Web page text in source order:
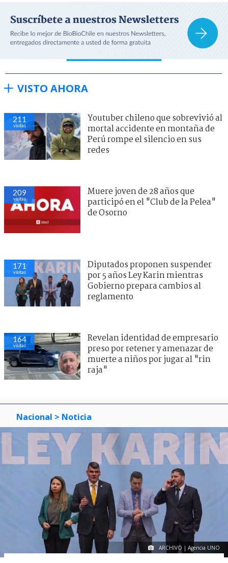
VISTO AHORA
211
visitas
Youtuber chileno que sobrevivió al
mortal accidente en montaña de
Perú rompe el silencio en sus
redes
209
visitas
Muere joven de 28 años que
participó en el "Club de la Pelea"
de Osorno
171
visitas
Diputados proponen suspender
por 5 años Ley Karin mientras
Gobierno prepara cambios al
reglamento
164
visitas
Revelan identidad de empresario
preso por retener y amenazar de
muerte a niños por jugar al "rin
raja"
Nacional > Noticia
ARCHIVO | Agencia UNO